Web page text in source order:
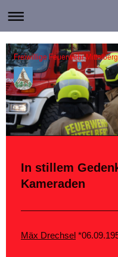
Freiwillige Feuerwehr Mittelberg
In stillem
Kameraden
Mäx Drechsel